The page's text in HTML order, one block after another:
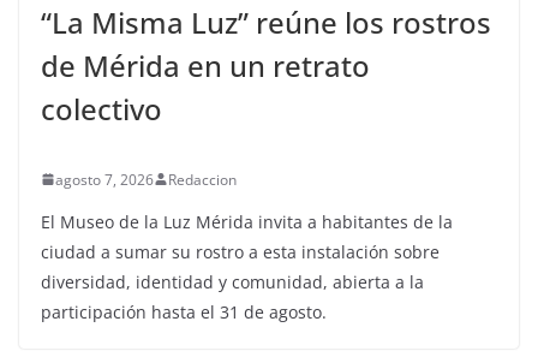
“La Misma Luz” reúne los rostros
de Mérida en un retrato
colectivo
agosto 7, 2026 Redaccion
El Museo de la Luz Mérida invita a habitantes de la
ciudad a sumar su rostro a esta instalación sobre
diversidad, identidad y comunidad, abierta a la
participación hasta el 31 de agosto.